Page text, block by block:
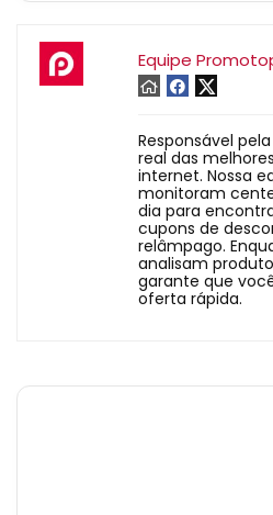
Equipe
Responsável
real das
internet. Nossa
monitoram
dia para
cupons de
relâmpago.
analisam
garante que
oferta rápida.